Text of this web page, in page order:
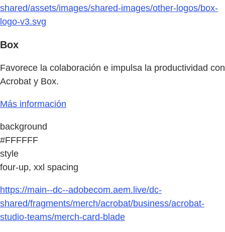
shared/assets/images/shared-images/other-logos/box-
logo-v3.svg
Box
Favorece la colaboración e impulsa la productividad con
Acrobat y Box.
Más información
background
#FFFFFF
style
four-up, xxl spacing
https://main--dc--adobecom.aem.live/dc-
shared/fragments/merch/acrobat/business/acrobat-
studio-teams/merch-card-blade